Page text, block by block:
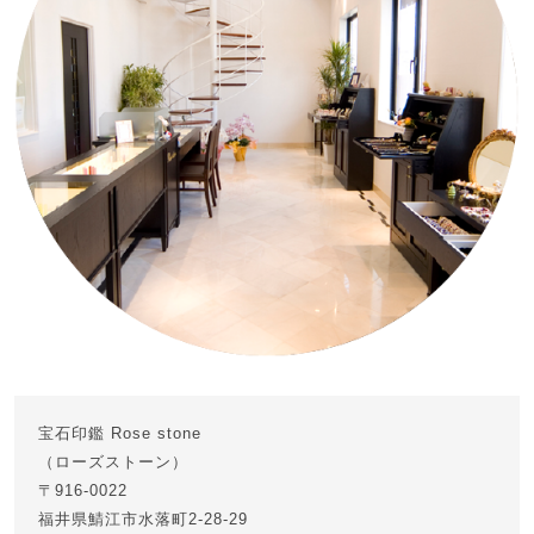
宝石印鑑 Rose stone
（ローズストーン）
〒916-0022
福井県鯖江市水落町2-28-29